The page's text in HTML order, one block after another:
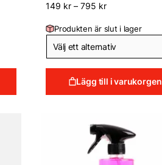
149 kr –795 kr
Produkten är slut i lager
Lägg till i varukorgen